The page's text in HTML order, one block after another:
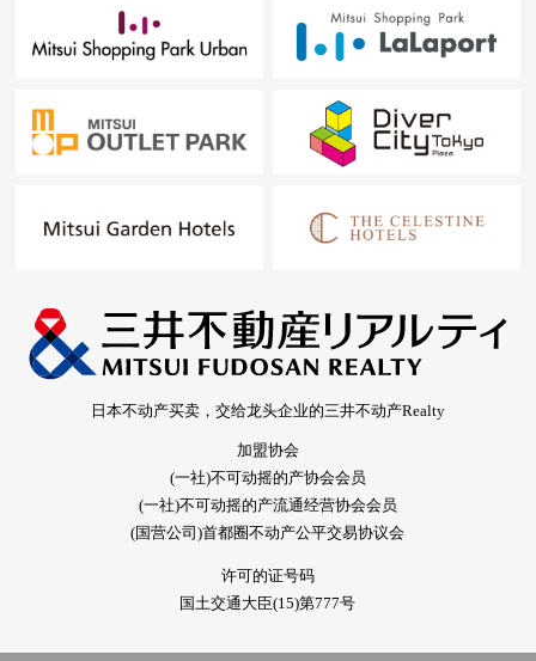
日本不动产买卖，交给龙头企业的三井不动产Realty
加盟协会
(一社)不可动摇的产协会会员
(一社)不可动摇的产流通经营协会会员
(国营公司)首都圈不动产公平交易协议会
许可的证号码
国土交通大臣(15)第777号